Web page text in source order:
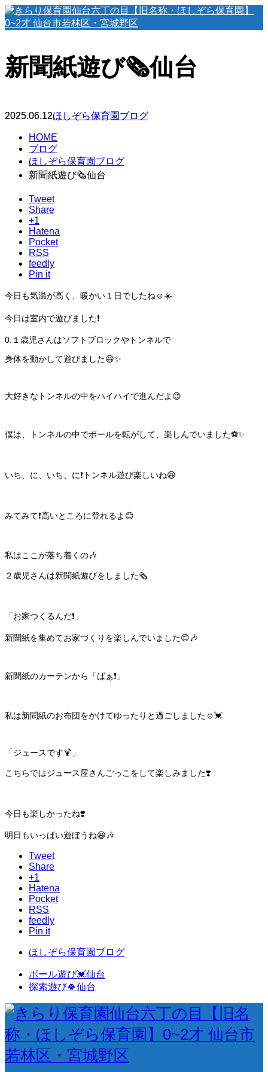
新聞紙遊び🗞️仙台
2025.06.12ほしぞら保育園ブログ
HOME
ブログ
ほしぞら保育園ブログ
新聞紙遊び🗞️仙台
Tweet
Share
+1
Hatena
Pocket
RSS
feedly
Pin it
今日も気温が高く、暖かい１日でしたね☺️☀️
今日は室内で遊びました❗️
0.１歳児さんはソフトブロックやトンネルで
身体を動かして遊びました😆✨
大好きなトンネルの中をハイハイで進んだよ😊
僕は、トンネルの中でボールを転がして、楽しんでいました⚽️✨
いち、に、いち、に❗️トンネル遊び楽しいね😆
みてみて❗️高いところに登れるよ😊
私はここが落ち着くの🎶
２歳児さんは新聞紙遊びをしました🗞️
「お家つくるんだ❗️」
新聞紙を集めてお家づくりを楽しんでいました😊🎶
新聞紙のカーテンから「ばぁ❗️」
私は新聞紙のお布団をかけてゆったりと過ごしました☺️💓
「ジュースです🍹」
こちらではジュース屋さんごっこをして楽しみました❣️
今日も楽しかったね❣️
明日もいっぱい遊ぼうね😆🎶
Tweet
Share
+1
Hatena
Pocket
RSS
feedly
Pin it
ほしぞら保育園ブログ
ボール遊び💓仙台
探索遊び🍀仙台